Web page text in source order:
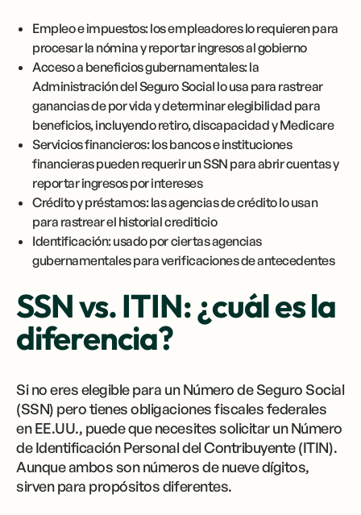
Empleo e impuestos: los empleadores lo requieren para
procesar la nómina y reportar ingresos al gobierno
Acceso a beneficios gubernamentales: la
Administración del Seguro Social lo usa para rastrear
ganancias de por vida y determinar elegibilidad para
beneficios, incluyendo retiro, discapacidad y Medicare
Servicios financieros: los bancos e instituciones
financieras pueden requerir un SSN para abrir cuentas y
reportar ingresos por intereses
Crédito y préstamos: las agencias de crédito lo usan
para rastrear el historial crediticio
Identificación: usado por ciertas agencias
gubernamentales para verificaciones de antecedentes
SSN vs. ITIN: ¿cuál es la
diferencia?
Si no eres elegible para un Número de Seguro Social
(SSN) pero tienes obligaciones fiscales federales
en EE.UU., puede que necesites solicitar un Número
de Identificación Personal del Contribuyente (ITIN).
Aunque ambos son números de nueve dígitos,
sirven para propósitos diferentes.